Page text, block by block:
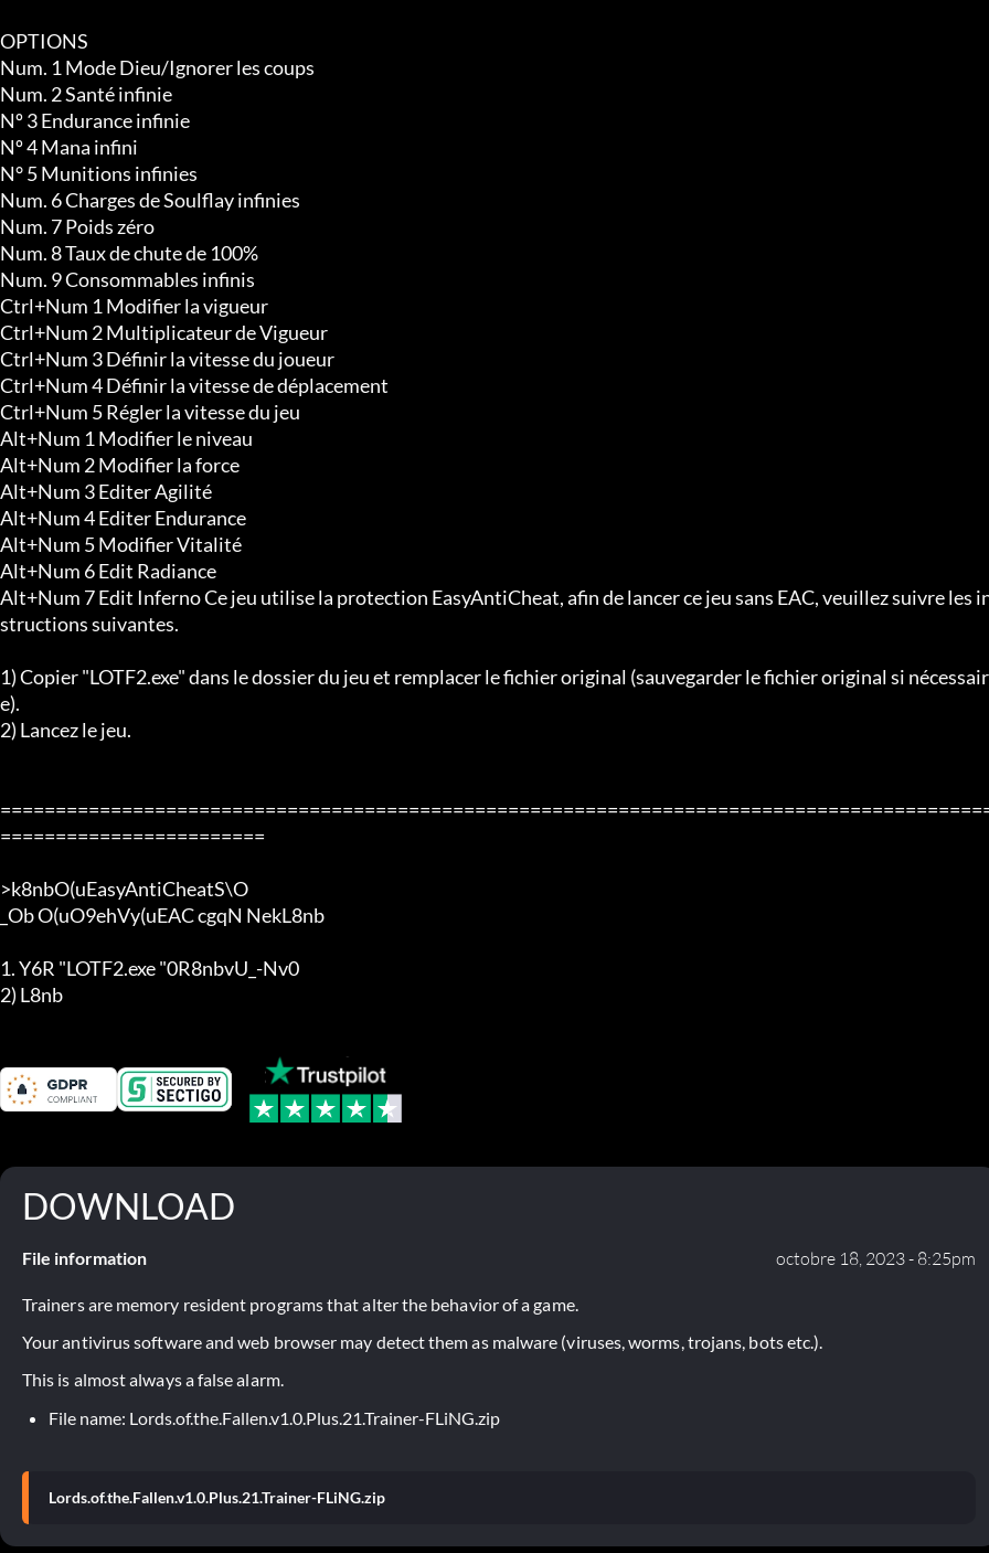
OPTIONS
Num. 1 Mode Dieu/Ignorer les coups
Num. 2 Santé infinie
Nº 3 Endurance infinie
Nº 4 Mana infini
N° 5 Munitions infinies
Num. 6 Charges de Soulflay infinies
Num. 7 Poids zéro
Num. 8 Taux de chute de 100%
Num. 9 Consommables infinis
Ctrl+Num 1 Modifier la vigueur
Ctrl+Num 2 Multiplicateur de Vigueur
Ctrl+Num 3 Définir la vitesse du joueur
Ctrl+Num 4 Définir la vitesse de déplacement
Ctrl+Num 5 Régler la vitesse du jeu
Alt+Num 1 Modifier le niveau
Alt+Num 2 Modifier la force
Alt+Num 3 Editer Agilité
Alt+Num 4 Editer Endurance
Alt+Num 5 Modifier Vitalité
Alt+Num 6 Edit Radiance
Alt+Num 7 Edit Inferno Ce jeu utilise la protection EasyAntiCheat, afin de lancer ce jeu sans EAC, veuillez suivre les
structions suivantes.
1) Copier "LOTF2.exe" dans le dossier du jeu et remplacer le fichier original (sauvegarder le fichier original si nécessair
e).
2) Lancez le jeu.
========================
>k8nbO(uEasyAntiCheatS\O
_Ob O(uO9ehVy(uEAC cgqN NekL8nb
1. Y6R "LOTF2.exe "0R8nbvU_-Nv0
2) L8nb
DOWNLOAD
File information octobre 18, 2023 - 8:25pm
Trainers are memory resident programs that alter the behavior of a game.
Your antivirus software and web browser may detect them as malware (viruses, worms, trojans, bots etc.).
This is almost always a false alarm.
File name: Lords.of.the.Fallen.v1.0.Plus.21.Trainer-FLiNG.zip
Lords.of.the.Fallen.v1.0.Plus.21.Trainer-FLiNG.zip